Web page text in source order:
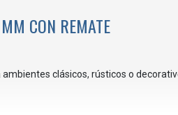
CON REMATE
clásicos, rústicos o